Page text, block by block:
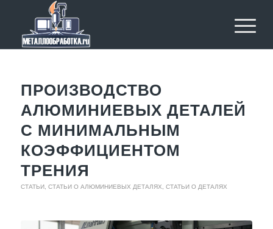
ПРОИЗВОДСТВО
АЛЮМИНИЕВЫХ ДЕТАЛЕЙ
С МИНИМАЛЬНЫМ
КОЭФФИЦИЕНТОМ
ТРЕНИЯ
СТАТЬИ, СТАТЬИ О АЛЮМИНИЕВЫХ ДЕТАЛЯХ СТАТЬИ О ДЕТАЛЯХ